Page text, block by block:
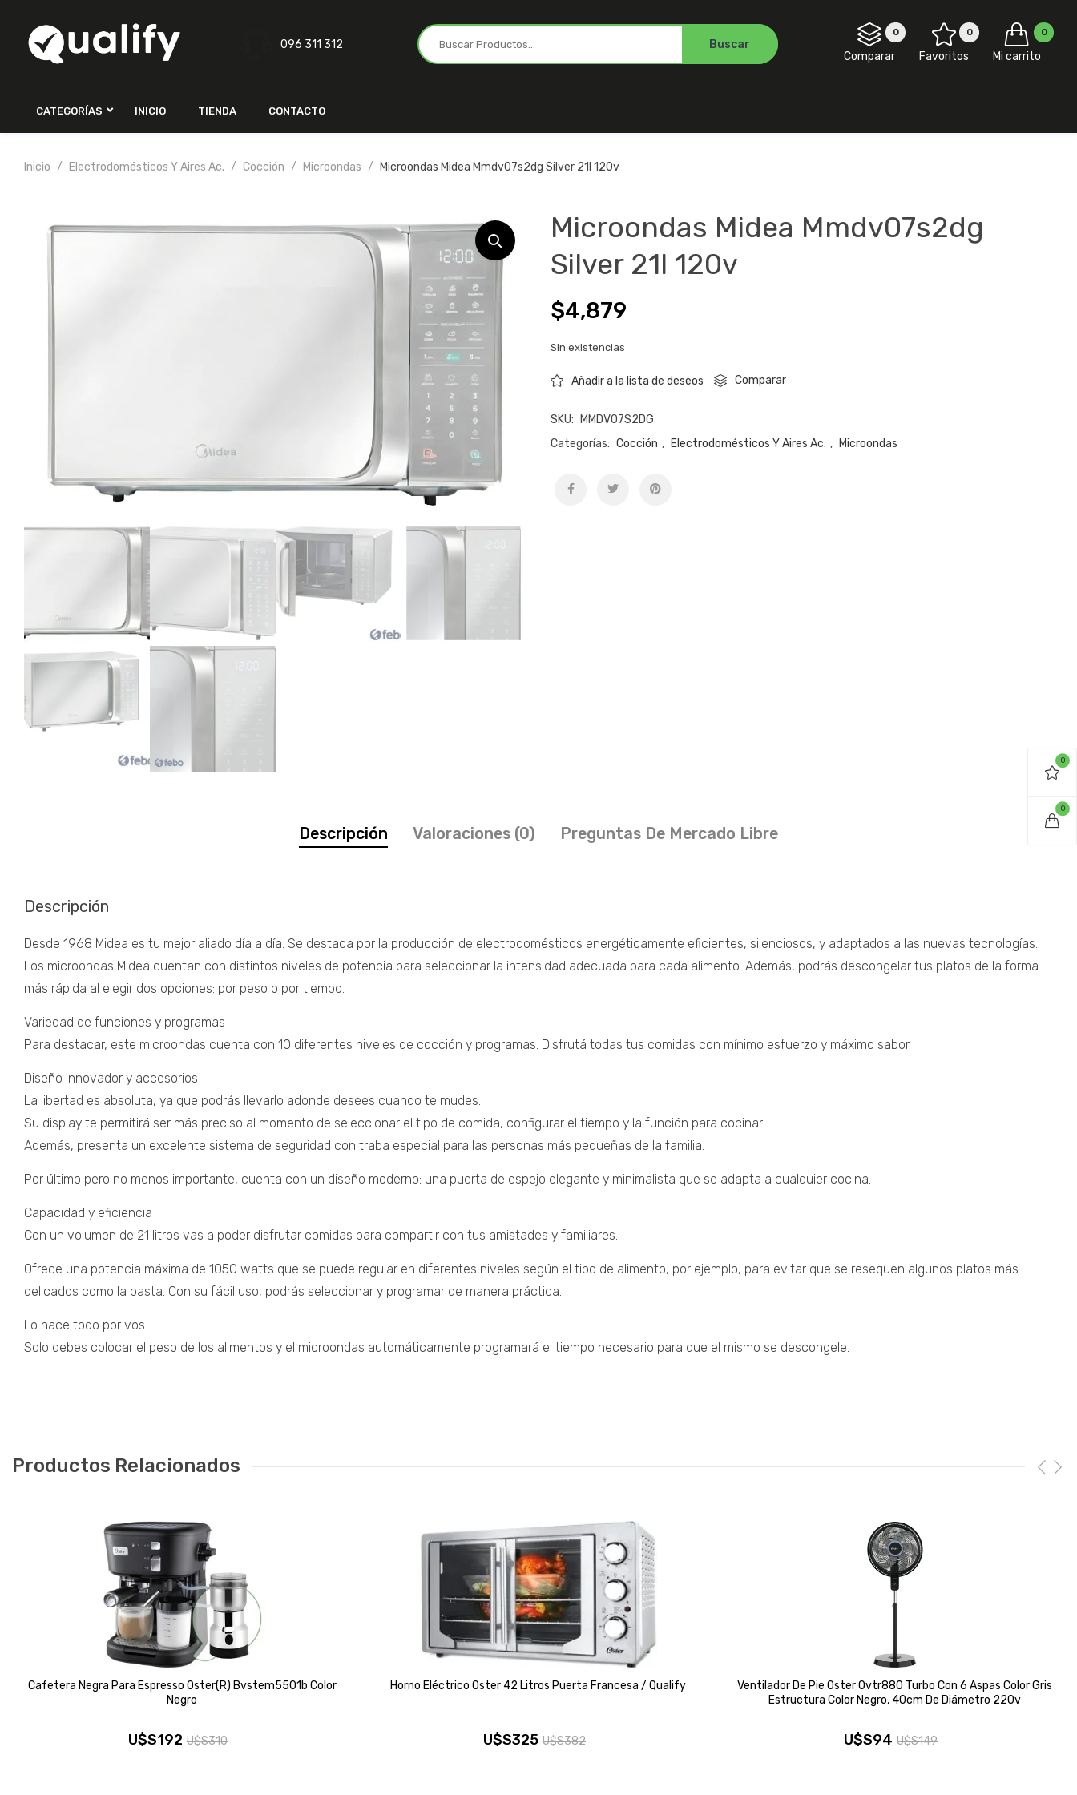
096 311 312
0
Comparar
0
Favoritos
0
Mi carrito
CATEGORÍAS INICIO TIENDA CONTACTO
Inicio Electrodomésticos Y Aires Ac. Cocción Microondas Microondas Midea Mmdv07s2dg Silver 21l 120v
Microondas Midea Mmdv07s2dg
Silver 21l 120v
$4,879
Sin existencias
Añadir a la lista de deseos Comparar
SKU:
MMDV07S2DG
Categorías: Cocción , Electrodomésticos Y Aires Ac. , Microondas
Descripción Valoraciones (0) Preguntas De Mercado Libre
Descripción
Desde 1968 Midea es tu mejor aliado día a día. Se destaca por la producción de electrodomésticos energéticamente eficientes, silenciosos, y adaptados a las nuevas tecnologías.
Los microondas Midea cuentan con distintos niveles de potencia para seleccionar la intensidad adecuada para cada alimento. Además, podrás descongelar tus platos de la forma
más rápida al elegir dos opciones: por peso o por tiempo.
Variedad de funciones y programas
Para destacar, este microondas cuenta con 10 diferentes niveles de cocción y programas. Disfrutá todas tus comidas con mínimo esfuerzo y máximo sabor.
Diseño innovador y accesorios
La libertad es absoluta, ya que podrás llevarlo adonde desees cuando te mudes.
Su display te permitirá ser más preciso al momento de seleccionar el tipo de comida, configurar el tiempo y la función para cocinar.
Además, presenta un excelente sistema de seguridad con traba especial para las personas más pequeñas de la familia.
Por último pero no menos importante, cuenta con un diseño moderno: una puerta de espejo elegante y minimalista que se adapta a cualquier cocina.
Capacidad y eficiencia
Con un volumen de 21 litros vas a poder disfrutar comidas para compartir con tus amistades y familiares.
Ofrece una potencia máxima de 1050 watts que se puede regular en diferentes niveles según el tipo de alimento, por ejemplo, para evitar que se resequen algunos platos más
delicados como la pasta. Con su fácil uso, podrás seleccionar y programar de manera práctica.
Lo hace todo por vos
Solo debes colocar el peso de los alimentos y el microondas automáticamente programará el tiempo necesario para que el mismo se descongele.
Productos Relacionados
Cafetera Negra Para Espresso Oster(R) Bvstem5501b Color
Negro
U$S310
U$S192
Horno Eléctrico Oster 42 Litros Puerta Francesa / Qualify
U$S382
U$S325
Ventilador De Pie Oster Ovtr880 Turbo Con 6 Aspas Color Gris
Estructura Color Negro, 40cm De Diámetro 220v
U$S149
El
U$S94
El
0
0